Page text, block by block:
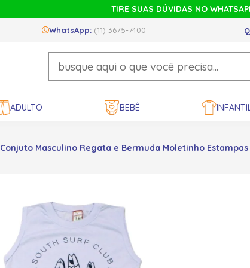
TIRE SUAS DÚVIDAS NO
WhatsApp: (11) 3675-7400
ADULTO BEBÊ
Conjuto Masculino Regata e Bermuda Moletinho